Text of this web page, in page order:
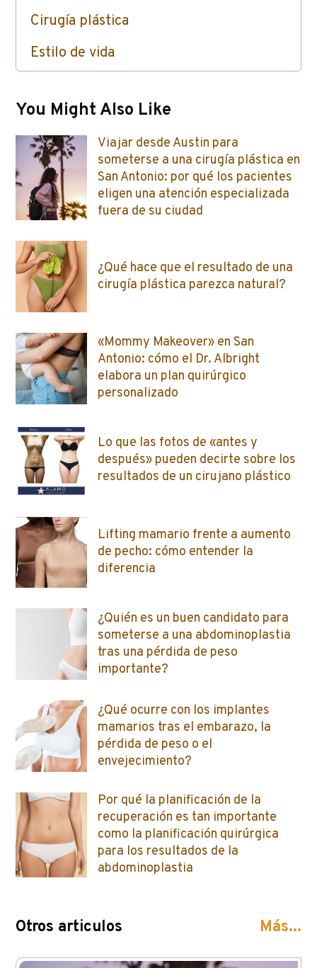
Cirugía plástica
Estilo de vida
You Might Also Like
Viajar desde Austin para
someterse a una cirugía plástica en
San Antonio: por qué los pacientes
eligen una atención especializada
fuera de su ciudad
¿Qué hace que el resultado de una
cirugía plástica parezca natural?
«Mommy Makeover» en San
Antonio: cómo el Dr. Albright
elabora un plan quirúrgico
personalizado
Lo que las fotos de «antes y
después» pueden decirte sobre los
resultados de un cirujano plástico
Lifting mamario frente a aumento
de pecho: cómo entender la
diferencia
¿Quién es un buen candidato para
someterse a una abdominoplastia
tras una pérdida de peso
importante?
¿Qué ocurre con los implantes
mamarios tras el embarazo, la
pérdida de peso o el
envejecimiento?
Por qué la planificación de la
recuperación es tan importante
como la planificación quirúrgica
para los resultados de la
abdominoplastia
Otros articulos Más...